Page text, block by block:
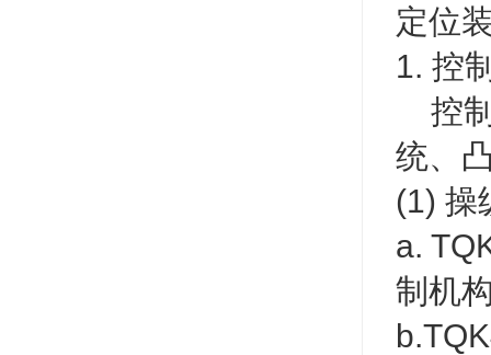
定位
1. 控
控制
统、
(1) 操
a.
制机